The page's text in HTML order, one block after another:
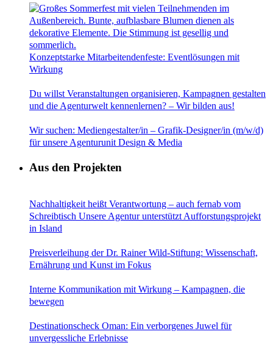
Konzeptstarke Mitarbeitendenfeste: Eventlösungen mit
Wirkung
Du willst Veranstaltungen organisieren, Kampagnen gestalten
und die Agenturwelt kennenlernen? – Wir bilden aus!
Wir suchen: Mediengestalter/in – Grafik-Designer/in (m/w/d)
für unsere Agenturunit Design & Media
Aus den Projekten
Nachhaltigkeit heißt Verantwortung – auch fernab vom
Schreibtisch Unsere Agentur unterstützt Aufforstungsprojekt
in Island
Preisverleihung der Dr. Rainer Wild-Stiftung: Wissenschaft,
Ernährung und Kunst im Fokus
Interne Kommunikation mit Wirkung – Kampagnen, die
bewegen
Destinationscheck Oman: Ein verborgenes Juwel für
unvergessliche Erlebnisse